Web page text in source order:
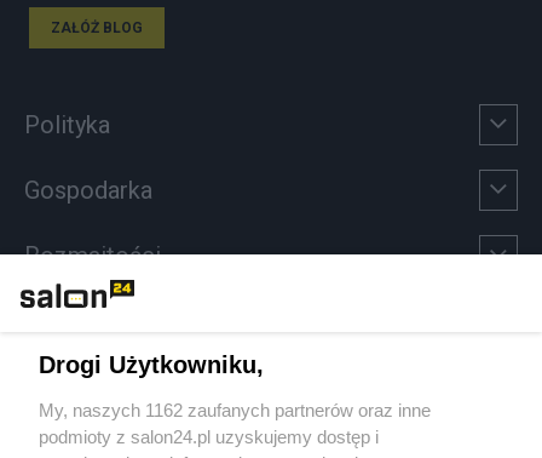
ZAŁÓŻ BLOG
Polityka
Gospodarka
Rozmaitości
Sport
Społeczeństwo
Drogi Użytkowniku,
My, naszych 1162 zaufanych partnerów oraz inne
podmioty z salon24.pl uzyskujemy dostęp i